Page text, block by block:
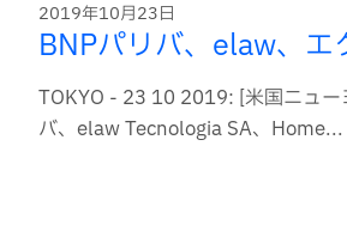
2019年10月23日
BNPパリバ、elaw、
TOKYO - 23 10 2019: [米国ニュ
バ、elaw Tecnologia SA、Home...